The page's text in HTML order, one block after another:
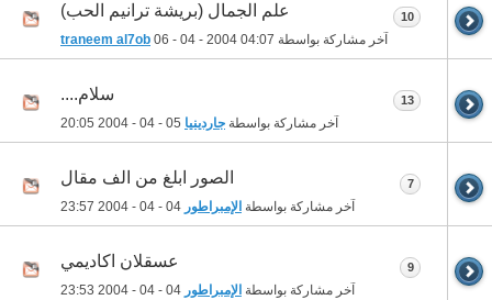
علم الجمال (بريشة ترانيم الحب)
آخر مشاركة بواسطة traneem al7ob 06 - 04 - 2004 04:07
10
سلام....
آخر مشاركة بواسطة جاردينيا 20:05
13
الصور ابلغ من الف مقال
آخر مشاركة بواسطة الإمبراطور 23:57
7
عسقلان اكاديمي
آخر مشاركة بواسطة الإمبراطور 23:53
9